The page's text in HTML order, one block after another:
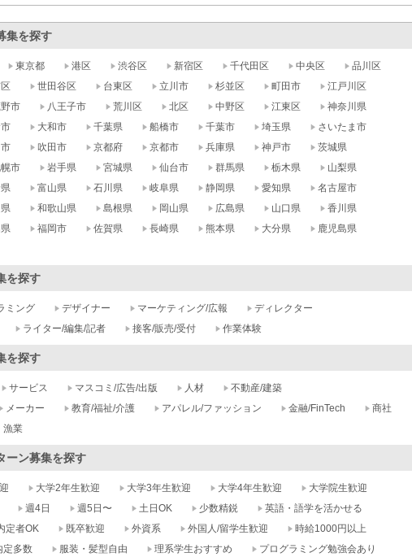
集を探す
東京都 港区 渋谷区 新宿区 千代田区 中央区
品川区
世田谷区 台東区 立川市 杉並区 町田市
江戸川区
市 八王子市 荒川区 北区 中野区 江東区
神奈川県
大和市 千葉県 船橋市 千葉市 埼玉県
さいたま市
吹田市 京都府 京都市 兵庫県 神戸市
茨城県
市 岩手県 宮城県 仙台市 群馬県 栃木県
山梨県
富山県 石川県 岐阜県 静岡県 愛知県
名古屋市
和歌山県 島根県 岡山県 広島県 山口県
香川県
福岡市 佐賀県 長崎県 熊本県 大分県
鹿児島県
を探す
ミング デザイナー マーケティング/広報
ディレクター
ライター/編集/記者 接客/販売/受付 作業体験
を探す
サービス マスコミ/広告/出版 人材
不動産/建築
メーカー 教育/福祉/介護 アパレル/ファッション 金融/FinTech
商社
漁業
ーン募集を探す
大学2年生歓迎 大学3年生歓迎 大学4年生歓迎
大学院生歓迎
週4日 週5日〜 土日OK 少数精鋭
英語・語学を活かせる
定者OK 既卒歓迎 外資系 外国人/留学生歓迎
時給1000円以上
定多数 服装・髪型自由 理系学生おすすめ
プログラミング勉強会あり